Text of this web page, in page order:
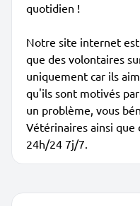
quotidien !
Notre site internet
que des volontaires
uniquement car ils
qu'ils sont motivés
un problème, vous
Vétérinaires ainsi que
24h/24 7j/7.